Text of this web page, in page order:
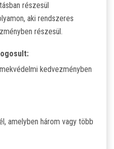
részesül
aki rendszeres
részesül.
kedvezményben
amelyben három vagy több